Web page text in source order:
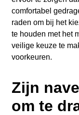
comfortabel
raden om bij het
te houden met het
veilige keuze te
voorkeuren.
Zijn
om te